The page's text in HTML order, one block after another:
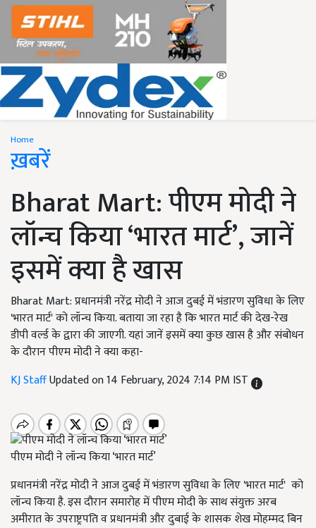
Home
ख़बरें
Bharat Mart: पीएम मोदी ने
लॉन्च किया ‘भारत मार्ट’, जानें
इसमें क्या है खास
Bharat Mart: प्रधानमंत्री नरेंद्र मोदी ने आज दुबई में भंडारण सुविधा के लिए
'भारत मार्ट' को लॉन्च किया. बताया जा रहा है कि भारत मार्ट की देख-रेख
डीपी वर्ल्ड के द्वारा की जाएगी. यहां जानें इसमें क्या कुछ खास है और संबोधन
के दौरान पीएम मोदी ने क्या कहा-
KJ StaffUpdated on 14 February, 2024 7:14 PM IST
पीएम मोदी ने लॉन्च किया ‘भारत मार्ट’
प्रधानमंत्री नरेंद्र मोदी ने आज दुबई में भंडारण सुविधा के लिए 'भारत मार्ट' को
लॉन्च किया है. इस दौरान समारोह में पीएम मोदी के साथ संयुक्त अरब
अमीरात के उपराष्ट्रपति व प्रधानमंत्री और दुबाई के शासक शेख मोहम्मद बिन